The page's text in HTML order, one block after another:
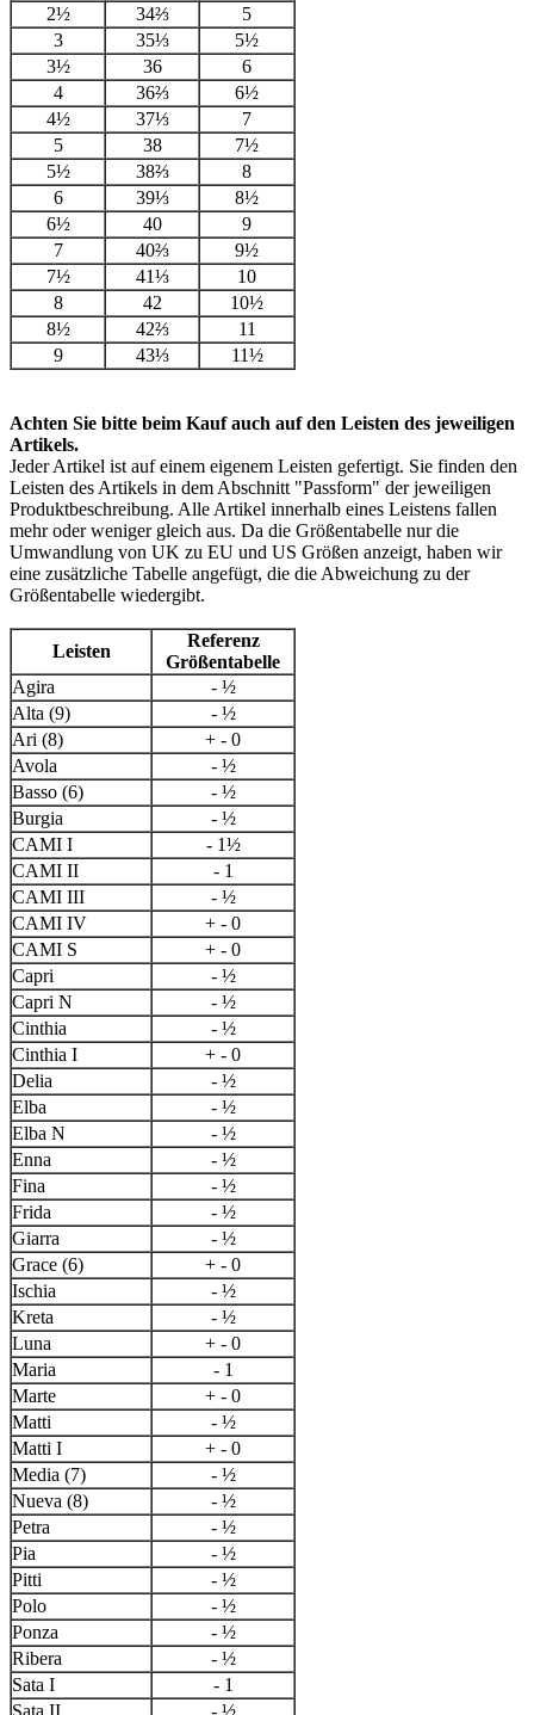
2½
34⅔
5
3
35⅓
5½
3½
36
6
4
36⅔
6½
4½
37⅓
7
5
38
7½
5½
38⅔
8
6
39⅓
8½
6½
40
9
7
40⅔
9½
7½
41⅓
10
8
42
10½
8½
42⅔
11
9
43⅓ 11½
Achten Sie bitte beim Kauf auch auf den Leisten des jeweiligen
Artikels.
Jeder Artikel ist auf einem eigenem Leisten gefertigt. Sie finden den
Leisten des Artikels in dem Abschnitt "Passform" der jeweiligen
Produktbeschreibung. Alle Artikel innerhalb eines Leistens fallen
mehr oder weniger gleich aus. Da die Größentabelle nur die
Umwandlung von UK zu EU und US Größen anzeigt, haben wir
eine zusätzliche Tabelle angefügt, die die Abweichung zu der
Größentabelle wiedergibt.
Leisten
Referenz
Größentabelle
Agira
- ½
Alta (9)
- ½
Ari (8)
+ - 0
Avola
- ½
Basso (6)
- ½
Burgia
- ½
CAMI I
- 1½
CAMI II
- 1
CAMI III
- ½
CAMI IV
+ - 0
CAMI S
+ - 0
Capri
- ½
Capri N
- ½
Cinthia
- ½
Cinthia I
+ - 0
Delia
- ½
Elba
- ½
Elba N
- ½
Enna
- ½
Fina
- ½
Frida
- ½
Giarra
- ½
Grace (6)
+ - 0
Ischia
- ½
Kreta
- ½
Luna
+ - 0
Maria
- 1
Marte
+ - 0
Matti
- ½
Matti I
+ - 0
Media (7)
- ½
Nueva (8)
- ½
Petra
- ½
Pia
- ½
Pitti
- ½
Polo
- ½
Ponza
- ½
Ribera
- ½
Sata I
- 1